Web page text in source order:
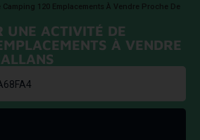
120 Emplacements À Vendre Proche De
UNE ACTIVITÉ DE
À VENDRE